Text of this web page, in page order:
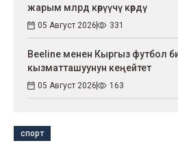
жарым млрд көрүүчү көрдү
05 Август 2026 331
Beeline менен Кыргыз футбол биримдиги
кызматташуунун кеңейтет
05 Август 2026 163
спорт